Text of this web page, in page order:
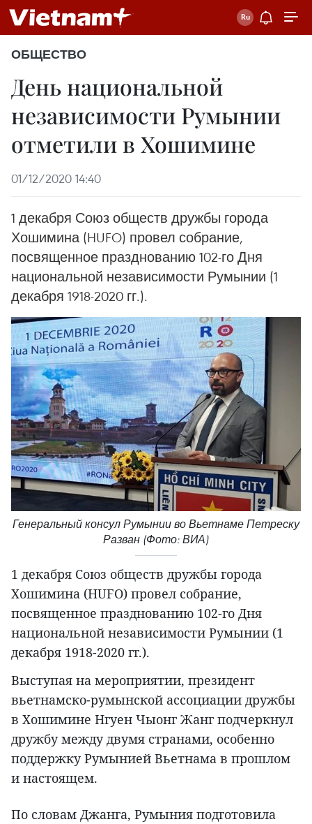
ОБЩЕСТВО
День национальной
независимости Румынии
отметили в Хошимине
01/12/2020 14:40
1 декабря Союз обществ дружбы города
Хошимина (HUFO) провел собрание,
посвященное празднованию 102-го Дня
национальной независимости Румынии (1
декабря 1918-2020 гг.).
Генеральный консул Румынии во Вьетнаме Петреску
Разван (Фото: ВИА)
1 декабря Союз обществ дружбы города
Хошимина (HUFO) провел собрание,
посвященное празднованию 102-го Дня
национальной независимости Румынии (1
декабря 1918-2020 гг.).
Выступая на мероприятии, президент
вьетнамско-румынской ассоциации дружбы
в Хошимине Нгуен Чыонг Жанг подчеркнул
дружбу между двумя странами, особенно
поддержку Румынией Вьетнама в прошлом
и настоящем.
По словам Джанга, Румыния подготовила